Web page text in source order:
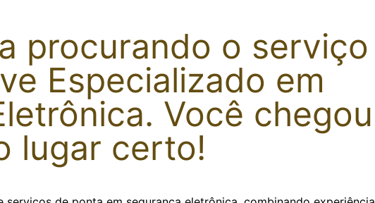
procurando o serviço
Especializado em
. Você chegou
lugar certo!